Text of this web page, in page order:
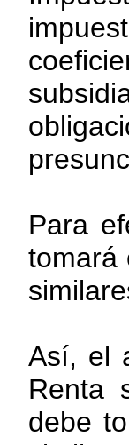
Para
tomará
Así, el
Renta
debe